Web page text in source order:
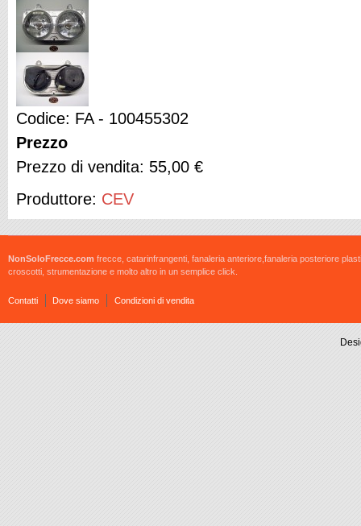
Codice: FA - 100455302
Prezzo
Prezzo di vendita: 55,00 €
Produttore: CEV
NonSoloFrecce.com frecce, catarinfrangenti, fanaleria anteriore,fanaleria posteriore
croscotti, strumentazione e molto altro in un semplice click.
Contatti Dove siamo Condizioni di vendita